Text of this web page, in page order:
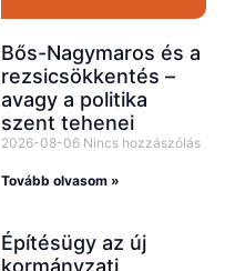
Bős-Nagymaros és a
rezsicsökkentés –
avagy a politika
szent tehenei
2026-08-06 Nincs hozzászólás
Tovább olvasom »
Építésügy az új
kormányzati